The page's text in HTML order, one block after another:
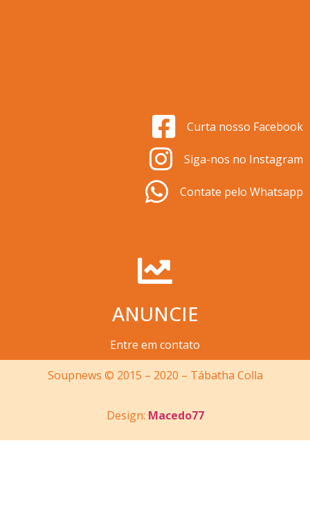
Curta nosso Facebook
Siga-nos no Instagram
Contate pelo Whatsapp
ANUNCIE
Entre em contato
Soupnews © 2015 – 2020 – Tábatha Colla
Design: Macedo77